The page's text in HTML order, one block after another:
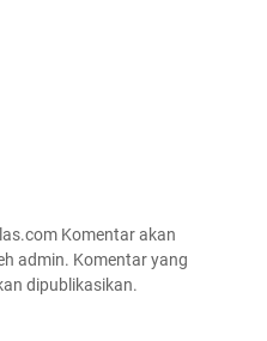
Komentar akan
admin. Komentar yang
dipublikasikan.